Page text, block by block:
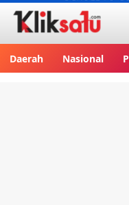
Daerah Nasional